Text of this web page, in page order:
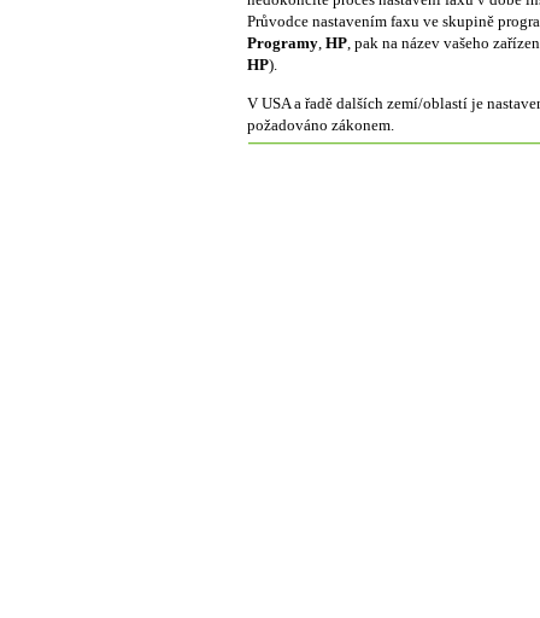
Průvodce nastavením faxu ve skupině
Programy, HP, pak na název vašeho
HP).
V USA a řadě dalších zemí/oblastí je
požadováno zákonem.